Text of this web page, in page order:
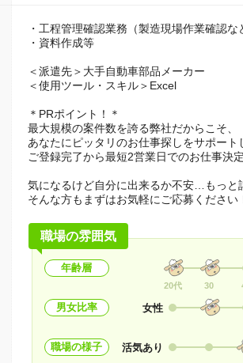
・工程管理確認業務（製造現場作業確認
・資料作成等
＜派遣先＞大手自動車部品メーカー
＜使用ツール・スキル＞Excel
＊PRポイント！＊
最大規模の案件数を誇る弊社だからこそ、
あなたにピッタリのお仕事探しをサポート
ご登録完了から最短2営業日でのお仕事決
気になるけど自分に出来るか不安…もっと
そんな方もまずはお気軽にご応募ください
職場の雰囲気
年齢層
20代 30
男女比率 女性
職場の様子 活気あり